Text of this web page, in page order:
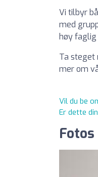
Vi tilbyr
med
høy
Ta steget
mer om
Vil du be
Er dette